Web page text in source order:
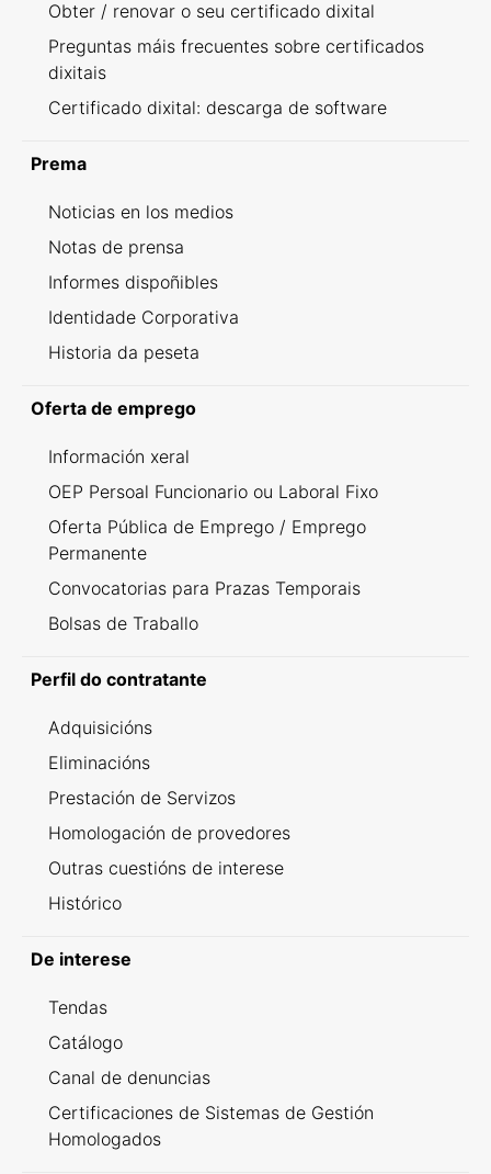
Obter / renovar o seu certificado dixital
Preguntas máis frecuentes sobre certificados
dixitais
Certificado dixital: descarga de software
Prema
Noticias en los medios
Notas de prensa
Informes dispoñibles
Identidade Corporativa
Historia da peseta
Oferta de emprego
Información xeral
OEP Persoal Funcionario ou Laboral Fixo
Oferta Pública de Emprego / Emprego
Permanente
Convocatorias para Prazas Temporais
Bolsas de Traballo
Perfil do contratante
Adquisicións
Eliminacións
Prestación de Servizos
Homologación de provedores
Outras cuestións de interese
Histórico
De interese
Tendas
Catálogo
Canal de denuncias
Certificaciones de Sistemas de Gestión
Homologados